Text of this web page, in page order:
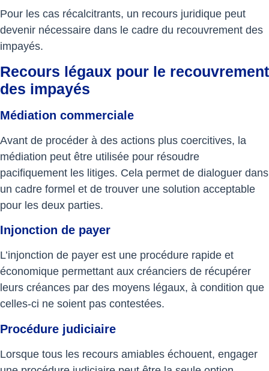
Pour les cas récalcitrants, un recours juridique peut
devenir nécessaire dans le cadre du recouvrement des
impayés.
Recours légaux pour le recouvrement
des impayés
Médiation commerciale
Avant de procéder à des actions plus coercitives, la
médiation peut être utilisée pour résoudre
pacifiquement les litiges. Cela permet de dialoguer dans
un cadre formel et de trouver une solution acceptable
pour les deux parties.
Injonction de payer
L’injonction de payer est une procédure rapide et
économique permettant aux créanciers de récupérer
leurs créances par des moyens légaux, à condition que
celles-ci ne soient pas contestées.
Procédure judiciaire
Lorsque tous les recours amiables échouent, engager